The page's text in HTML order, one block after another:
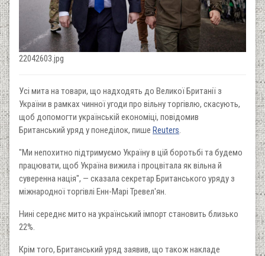
22042603.jpg
Усі мита на товари, що надходять до Великої Британії з
України в рамках чинної угоди про вільну торгівлю, скасують,
щоб допомогти українській економіці, повідомив
Британський уряд у понеділок, пише Reuters.
"Ми непохитно підтримуємо Україну в цій боротьбі та будемо
працювати, щоб Україна вижила і процвітала як вільна й
суверенна нація", — сказала секретар Британського уряду з
міжнародної торгівлі Енн-Марі Тревел'ян.
Нині середнє мито на український імпорт становить близько
22%.
Крім того, Британський уряд заявив, що також накладе